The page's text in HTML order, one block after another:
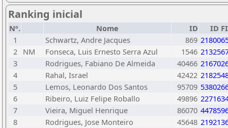
Ranking inicial
Nº. Nome ID
ID
1
Schwartz, Andre Jacques 869
2
NM Fonseca, Luis Ernesto Serra Azul 1546
3
Rodrigues, Fabiano De Almeida 40466
4
Rahal, Israel 42422
5
Lemos, Leonardo Dos Santos 95709
6
Ribeiro, Luiz Felipe Roballo 49896
7
Vieira, Miguel Henrique 86070
8
Rodrigues, Jose Monteiro 45648